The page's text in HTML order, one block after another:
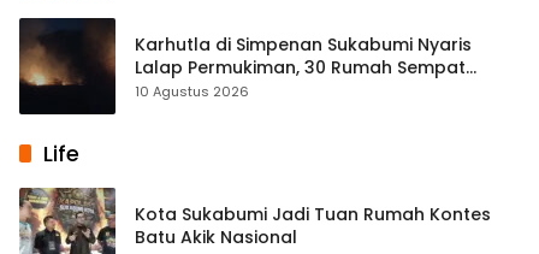
Karhutla di Simpenan Sukabumi Nyaris
Lalap Permukiman, 30 Rumah Sempat
Terancam
10 Agustus 2026
Life
Kota Sukabumi Jadi Tuan Rumah Kontes
Batu Akik Nasional